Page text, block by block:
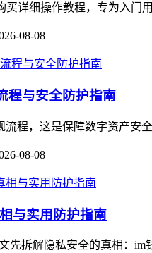
买详细操作教程，专为入门
08-08
程与安全防护指南
流程，这是保障数字资产
08-08
与实用防护指南
先拆解隐私安全的真相：